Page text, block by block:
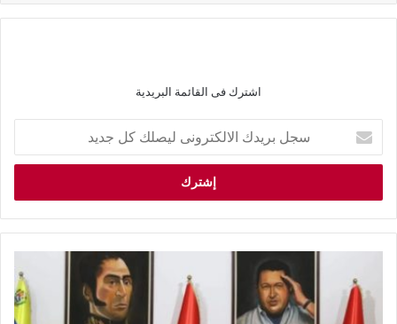
اشترك فى القائمة البريدية